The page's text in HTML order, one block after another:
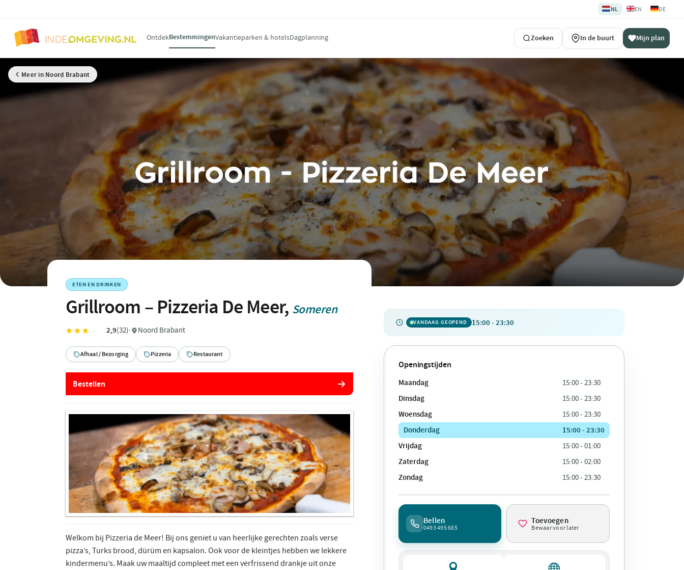
🇳🇱NL 🇬🇧EN 🇩🇪DE
OntdekBestemmingenVakantieparken & hotelsDagplanning Zoeken In de buurt Mijn plan
Meer in Noord Brabant
ETEN EN DRINKEN
Grillroom – Pizzeria De Meer, Someren
2,9(32)· Noord Brabant
Afhaal / Bezorging Pizzeria Restaurant
Bestellen
Welkom bij Pizzeria de Meer! Bij ons geniet u van heerlijke gerechten zoals verse
pizza’s, Turks brood, dürüm en kapsalon. Ook voor de kleintjes hebben we lekkere
kindermenu’s. Maak uw maaltijd compleet met een verfrissend drankje uit onze
VANDAAG GEOPEND 15:00 - 23:30
Openingstijden
Maandag 15:00 - 23:30
Dinsdag 15:00 - 23:30
Woensdag 15:00 - 23:30
Donderdag
15:00 - 23:30
Vrijdag
15:00 - 01:00
Zaterdag 15:00 - 02:00
Zondag 15:00 - 23:30
Bellen
0493 495 685
Toevoegen
Bewaar voor later